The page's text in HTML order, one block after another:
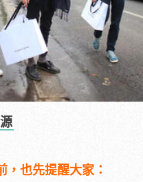
，也先提醒大家：